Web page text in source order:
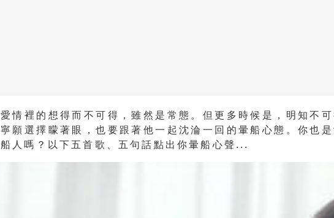
愛情裡的想得而不可得，雖然是常態。但更多時候是，明知不
寧願選擇矇著眼，也要跟著他一起沈淪一回的暈船心態。你也
船人嗎？以下五首歌、五句話點出你暈船心聲...